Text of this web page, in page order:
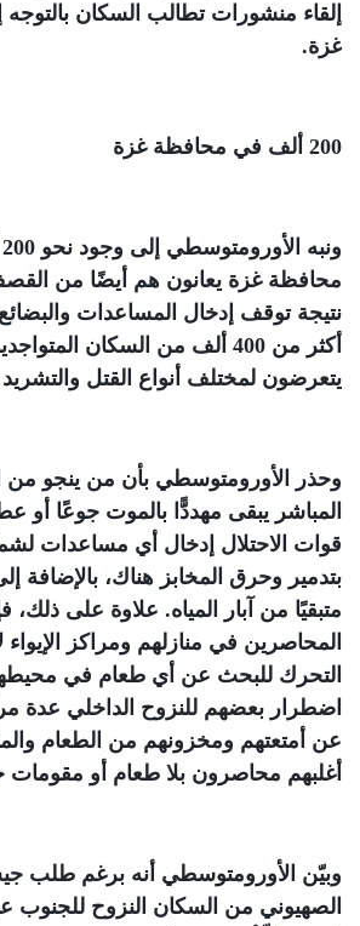
إلقاء منشورات تطالب السكان
غزة.
200 ألف في محافظة غزة
محافظة غزة يعانون هم أيضًا من
نتيجة توقف إدخال المساعدات
أكثر من 400 ألف من السكان
يتعرضون لمختلف أنواع القتل والتشريد
وحذر الأورومتوسطي بأن من ينجو من
المباشر يبقى مهددًّا بالموت جوعًا أو
قوات الاحتلال إدخال أي مساعدات
بتدمير وحرق المخابز هناك، بالإضافة
متبقيًا من آبار المياه. علاوة على ذلك،
المحاصرين في منازلهم ومراكز
التحرك للبحث عن أي طعام في
اضطرار بعضهم للنزوح الداخلي عدة
عن أمتعتهم ومخزونهم من الطعام
أغلبهم محاصرون بلا طعام أو مقومات
وبيّن الأورومتوسطي أنه برغم طلب
الصهيوني من السكان النزوح للجنوب